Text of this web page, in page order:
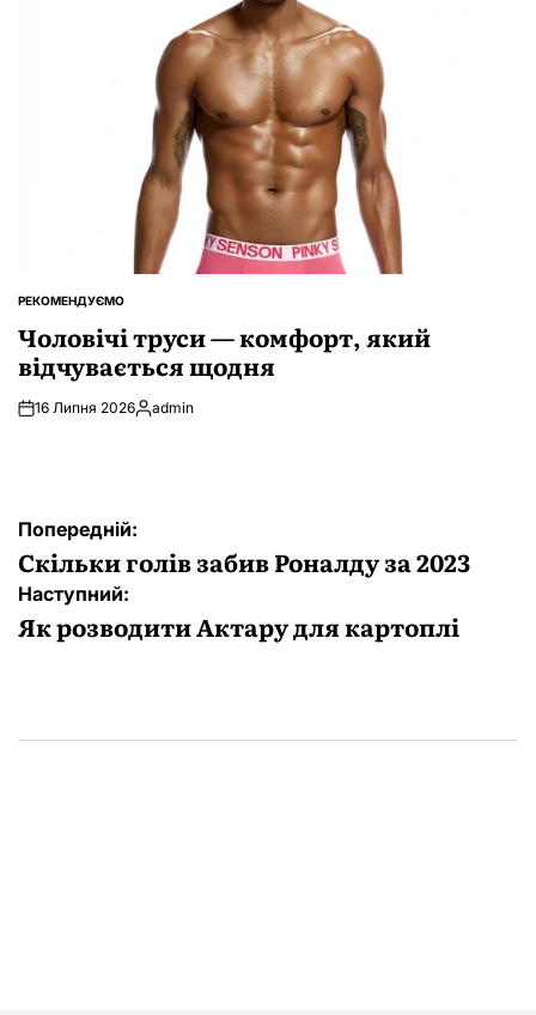
ОПУБЛІКУВАТИ
РЕКОМЕНДУЄМО
Чоловічі труси — комфорт, який
відчувається щодня
16 Липня 2026Опубліковано
admin
Навігація
записів
Попередній:
Скільки голів забив Роналду за 2023
Наступний:
Як розводити Актару для картоплі